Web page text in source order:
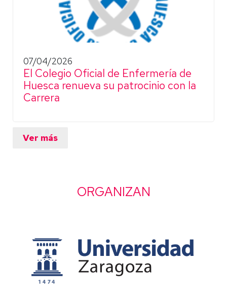
07/04/2026
El Colegio Oficial de Enfermería de
Huesca renueva su patrocinio con la
Carrera
Ver más
ORGANIZAN